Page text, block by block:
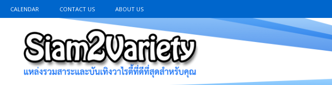
CALENDAR CONTACT US ABOUT US